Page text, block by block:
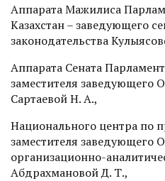
Аппарата Мажилиса
Казахстан – заведующего
законодательства
Аппарата Сената
заместителя заведующего
Сартаевой Н. А.,
Национального центра по
заместителя заведующего
организационно-
Абдрахмановой Д. Т.,